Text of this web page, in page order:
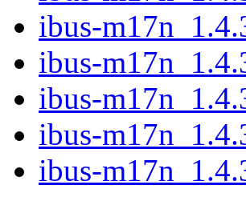
ibus-
ibus-
ibus-
ibus-
ibus-